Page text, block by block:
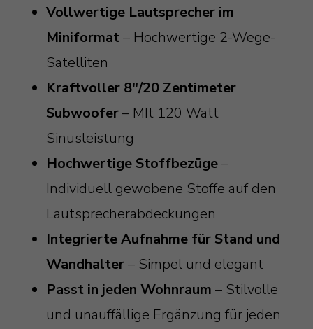
Vollwertige Lautsprecher im
Miniformat – Hochwertige 2-Wege-
Satelliten
Kraftvoller 8"/20 Zentimeter
Subwoofer– MIt 120 Watt
Sinusleistung
Hochwertige Stoffbezüge–
Individuell gewobene Stoffe auf den
Lautsprecherabdeckungen
Integrierte Aufnahme für Stand und
Wandhalter– Simpel und elegant
Passt in jeden Wohnraum – Stilvolle
und unauffällige Ergänzung für jeden